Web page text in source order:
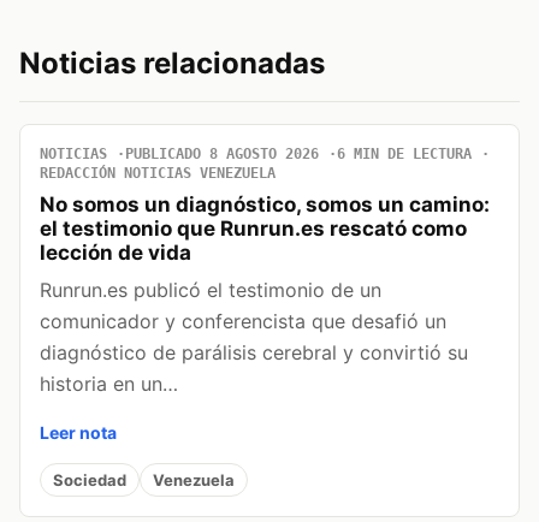
Noticias relacionadas
NOTICIAS PUBLICADO 8 AGOSTO 2026
6 MIN DE LECTURA
REDACCIÓN NOTICIAS VENEZUELA
No somos un diagnóstico, somos un camino:
el testimonio que Runrun.es rescató como
lección de vida
Runrun.es publicó el testimonio de un
comunicador y conferencista que desafió un
diagnóstico de parálisis cerebral y convirtió su
historia en un…
Leer nota
Sociedad Venezuela